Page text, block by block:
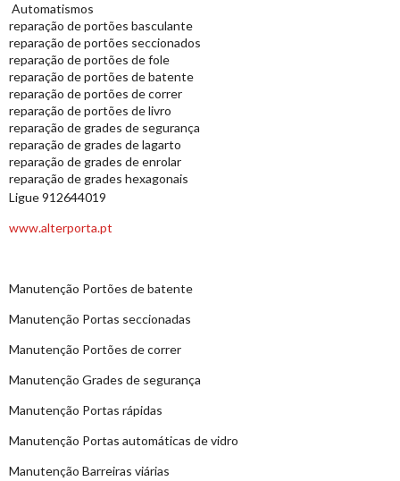
Automatismos
reparação de portões basculante
reparação de portões seccionados
reparação de portões de fole
reparação de portões de batente
reparação de portões de correr
reparação de portões de livro
reparação de grades de segurança
reparação de grades de lagarto
reparação de grades de enrolar
reparação de grades hexagonais
Ligue 912644019
www.alterporta.pt
Manutenção Portões de batente
Manutenção Portas seccionadas
Manutenção Portões de correr
Manutenção Grades de segurança
Manutenção Portas rápidas
Manutenção Portas automáticas de vidro
Manutenção Barreiras viárias